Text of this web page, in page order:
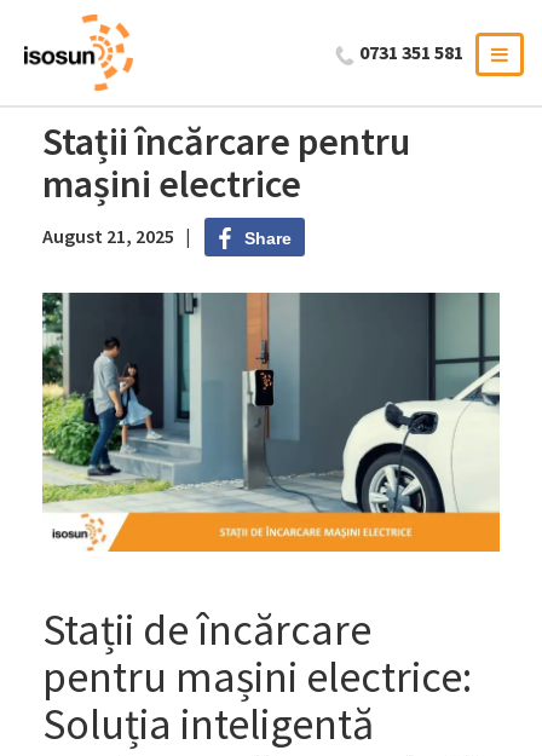
0731 351 581
Stații încărcare pentru
mașini electrice
August 21, 2025 | Share
Stații de încărcare
pentru mașini electrice:
Soluția inteligentă